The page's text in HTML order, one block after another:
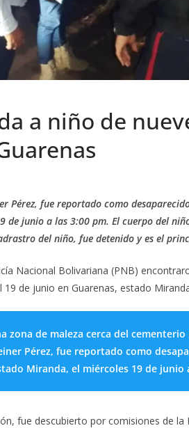
a niño de
Pérez, fue reportado como
de junio a las 3:00 pm. El cuerpo del
del niño, fue detenido y es el
Nacional Bolivariana (PNB)
de junio en Guarenas, estado
zona de maleza cerca del cementerio
Pérez, fue reportado como
Miranda, el miércoles 19 de junio
fue descubierto por comisiones de la